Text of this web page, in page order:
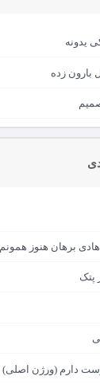
یدونه
بارون زده
برهان هنوز همونم
پتک
دارم (ورژن اصلی)